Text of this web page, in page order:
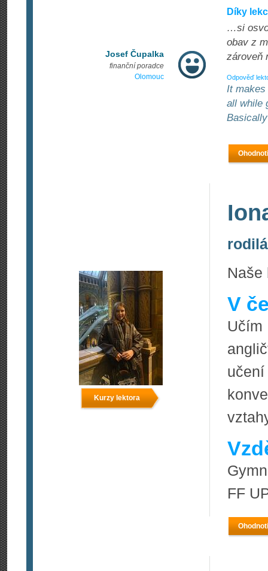
Josef Čupalka
finanční poradce
Olomouc
Díky
…si
obav z
zároveň
Odpověď
It makes
all while
Kurzy lektora
Naše
V
FF